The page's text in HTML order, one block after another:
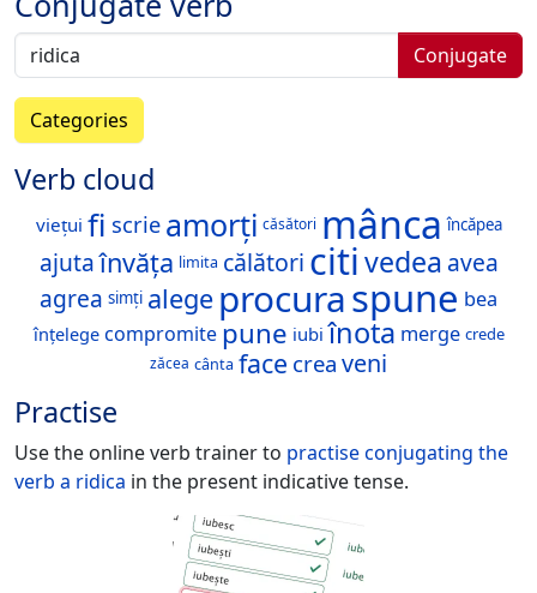
Conjugate
Categories
Verb cloud
viețui fi scrie amorți căsători mânca încăpea
ajutaînvăța limita călători citivedea avea
agrea simți alege procuraspune bea
înțelege compromitepune iubi înota merge crede
zăcea cânta face crea veni
Practise
Use the online verb trainer to practise conjugating the
verb a ridica in the present indicative tense.